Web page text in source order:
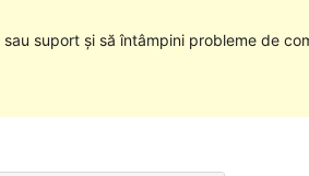
suport și să întâmpini probleme de